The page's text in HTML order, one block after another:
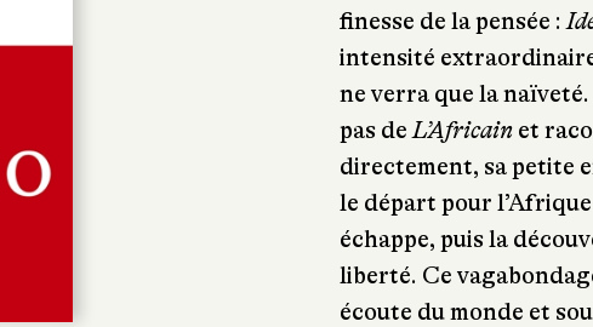
finesse de la pensée :
intensité
ne verra que la
pas deL’Africain et
directement, sa petite
le départ pour
échappe, puis la
liberté. Ce
écoute du monde et